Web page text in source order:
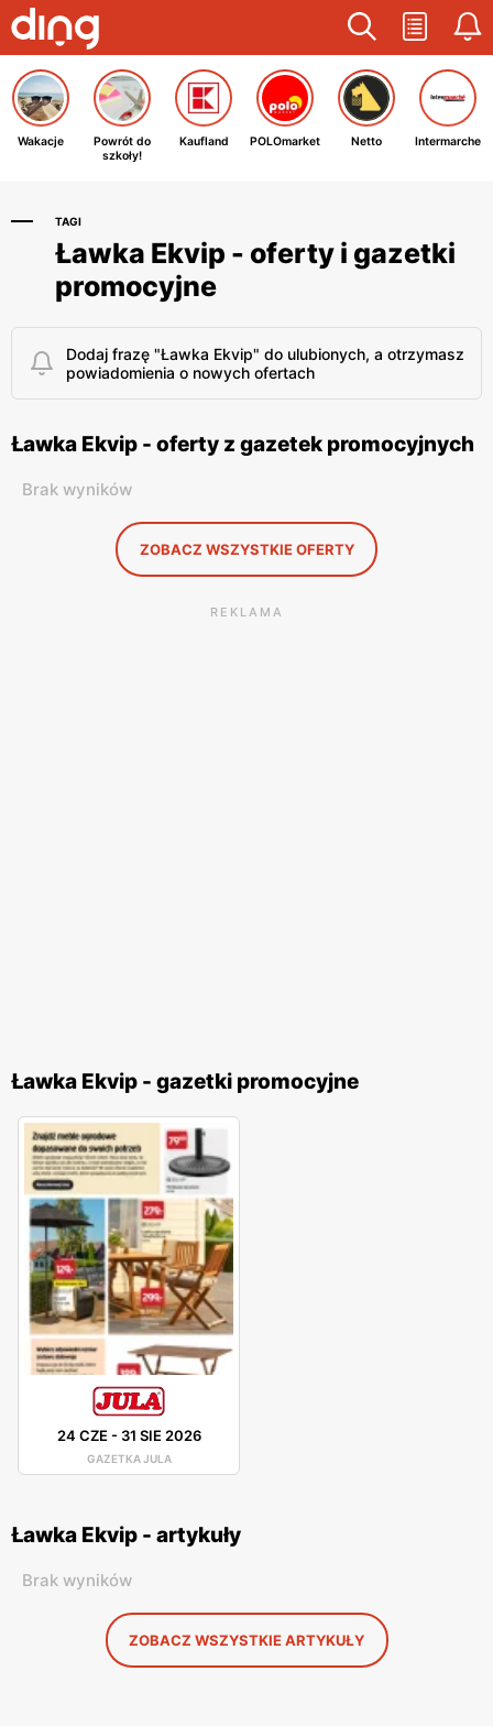
Wakacje
Powrót do
szkoły!
Kaufland POLOmarket Netto Intermarche
TAGI
Ławka Ekvip - oferty i gazetki
promocyjne
Dodaj frazę "Ławka Ekvip" do ulubionych, a otrzymasz
powiadomienia o nowych ofertach
Ławka Ekvip - oferty z gazetek promocyjnych
Brak wyników
ZOBACZ WSZYSTKIE OFERTY
REKLAMA
Ławka Ekvip - gazetki promocyjne
24 CZE- 31 SIE 2026
GAZETKA JULA
Ławka Ekvip - artykuły
Brak wyników
ZOBACZ WSZYSTKIE ARTYKUŁY